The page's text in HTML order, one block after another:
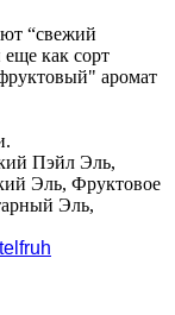
“свежий
как сорт
аромат
Пэйл Эль,
Эль, Фруктовое
Эль,